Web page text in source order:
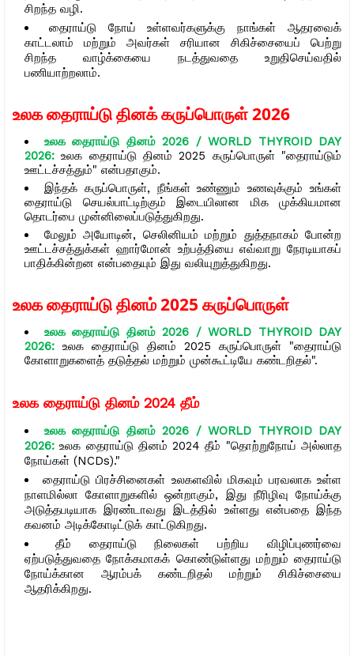
சிறந்த வழி.
தைராய்டு நோய் உள்ளவர்களுக்கு நாங்கள் ஆதரவைக்
காட்டலாம் மற்றும் அவர்கள் சரியான சிகிச்சையைப் பெற்று
சிறந்த வாழ்க்கையை நடத்துவதை உறுதிசெய்வதில்
பணியாற்றலாம்.
உலக தைராய்டு தினக் கருப்பொருள் 2026
உலக தைராய்டு தினம் 2026 / WORLD THYROID DAY
2026:உலக தைராய்டு தினம் 2025 கருப்பொருள் "தைராய்டும்
ஊட்டச்சத்தும்" என்பதாகும்.
இந்தக் கருப்பொருள், நீங்கள் உண்ணும் உணவுக்கும் உங்கள்
தைராய்டு செயல்பாட்டிற்கும் இடையிலான மிக முக்கியமான
தொடர்பை முன்னிலைப்படுத்துகிறது.
மேலும் அயோடின், செலினியம் மற்றும் துத்தநாகம் போன்ற
ஊட்டச்சத்துக்கள் ஹார்மோன் உற்பத்தியை எவ்வாறு நேரடியாகப்
பாதிக்கின்றன என்பதையும் இது வலியுறுத்துகிறது.
உலக தைராய்டு தினம் 2025 கருப்பொருள்
உலக தைராய்டு தினம் 2026 / WORLD THYROID DAY
2026: உலக தைராய்டு தினம் 2025 கருப்பொருள் "தைராய்டு
கோளாறுகளைத் தடுத்தல் மற்றும் முன்கூட்டியே கண்டறிதல்".
உலக தைராய்டு தினம்2024 தீம்
உலக தைராய்டு தினம் 2026 / WORLD THYROID DAY
2026:உலக தைராய்டு தினம் 2024 தீம் "தொற்றுநோய் அல்லாத
நோய்கள் (NCDs)."
தைராய்டு பிரச்சினைகள் உலகளவில் மிகவும் பரவலாக உள்ள
நாளமில்லா கோளாறுகளில் ஒன்றாகும், இது நீரிழிவு நோய்க்கு
அடுத்தபடியாக இரண்டாவது இடத்தில் உள்ளது என்பதை இந்த
கவனம் அடிக்கோடிட்டுக் காட்டுகிறது.
தீம் தைராய்டு நிலைகள் பற்றிய விழிப்புணர்வை
ஏற்படுத்துவதை நோக்கமாகக் கொண்டுள்ளது மற்றும் தைராய்டு
நோய்க்கான ஆரம்பக் கண்டறிதல் மற்றும் சிகிச்சையை
ஆதரிக்கிறது.